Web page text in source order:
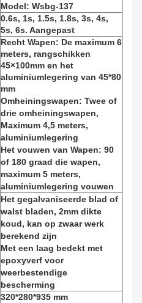
Model: Wsbg-137
0.6s, 1s, 1.5s, 1.8s, 3s, 4s,
5s, 6s. Aangepast
Recht Wapen: De maximum 6
meters, rangschikken
45×100mm en het
aluminiumlegering van 45*80
mm
Omheiningswapen: Twee of
drie omheiningswapen,
Maximum 4,5 meters,
aluminiumlegering
Het vouwen van Wapen: 90
of 180 graad die wapen,
maximum 5 meters,
aluminiumlegering vouwen
Het gegalvaniseerde blad of
walst bladen, 2mm dikte
koud, kan op zwaar werk
berekend zijn
Met een laag bedekt met
epoxyverf voor
weerbestendige
bescherming
320*280*935 mm